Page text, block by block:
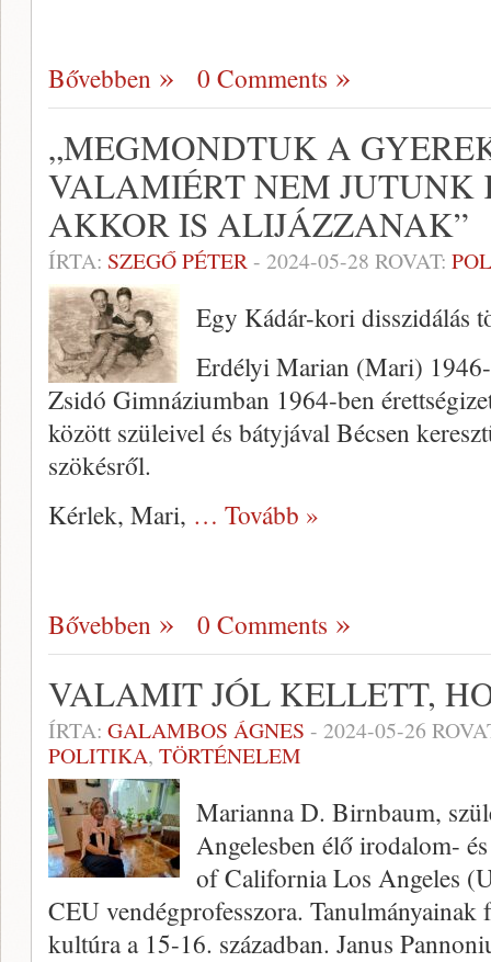
Bővebben 0 Comments
„MEGMONDTUK A
VALAMIÉRT NEM JUTUNK
AKKOR IS ALIJÁZZANAK”
ÍRTA: SZEGŐ PÉTER- 2024-05-28 ROVAT:
Egy Kádár-kori disszidálás
Erdélyi Marian (Mari)
Zsidó Gimnáziumban 1964-ben
között szüleivel és bátyjával Bécsen
szökésről.
Kérlek, Mari, … Tovább »
Bővebben 0 Comments
VALAMIT JÓL KELLETT,
ÍRTA: GALAMBOS ÁGNES - 2024-05-26
POLITIKA, TÖRTÉNELEM
Marianna D. Birnbaum,
Angelesben élő irodalom-
of California Los Angeles
CEU vendégprofesszora. Tanulmányainak
kultúra a 15-16. században. Janus